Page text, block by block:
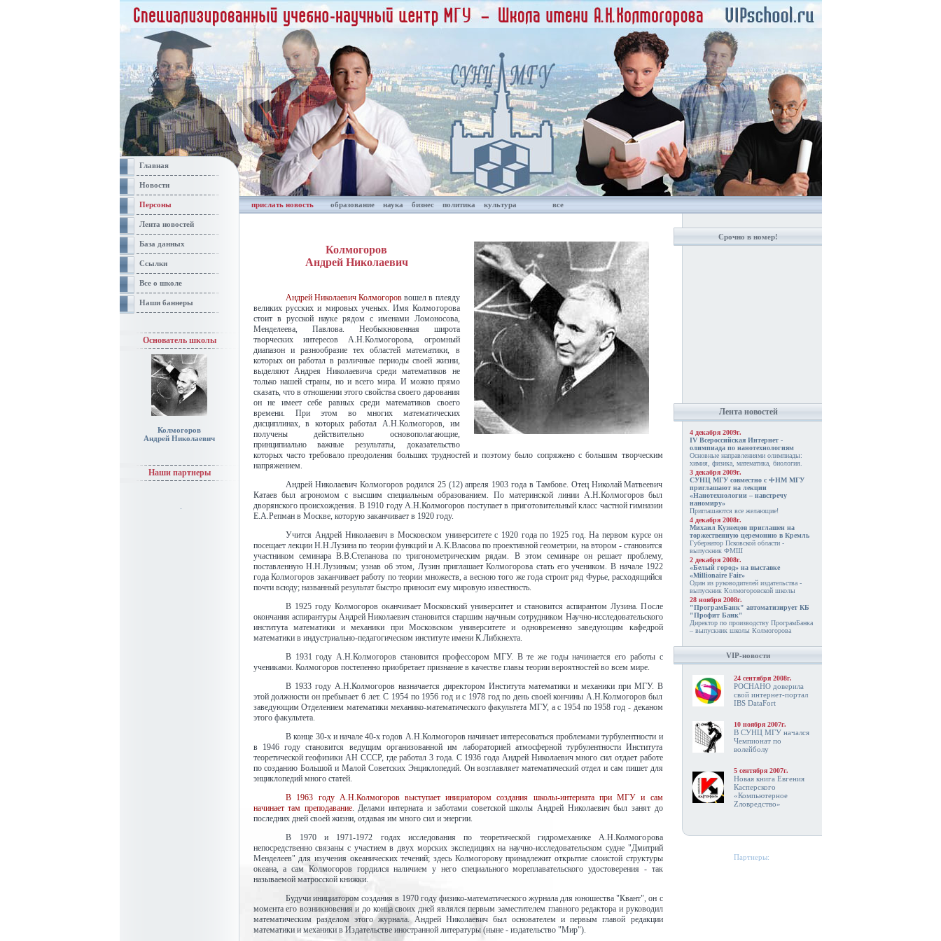
Главная
Новости
Персоны
Лента новостей
База данных
Ссылки
Все о школе
Наши баннеры
Основатель школы
Колмогоров
Андрей Николаевич
Наши партнеры
прислать новость образование наука бизнес политика культура все
Колмогоров
Андрей Николаевич
Андрей Николаевич Колмогоров вошел в плеяду
великих русских и мировых ученых. Имя Колмогорова
стоит в русской науке рядом с именами Ломоносова,
Менделеева, Павлова. Необыкновенная широта
творческих интересов А.Н.Колмогорова, огромный
диапазон и разнообразие тех областей математики, в
которых он работал в различные периоды своей жизни,
выделяют Андрея Николаевича среди математиков не
только нашей страны, но и всего мира. И можно прямо
сказать, что в отношении этого свойства своего дарования
он не имеет себе равных среди математиков своего
времени. При этом во многих математических
дисциплинах, в которых работал А.Н.Колмогоров, им
получены действительно основополагающие,
принципиально важные результаты, доказательство
которых часто требовало преодоления больших трудностей и поэтому было сопряжено с большим творческим
напряжением.
Андрей Николаевич Колмогоров родился 25 (12) апреля 1903 года в Тамбове. Отец Николай Матвеевич
Катаев был агрономом с высшим специальным образованием. По материнской линии А.Н.Колмогоров был
дворянского происхождения. В 1910 году А.Н.Колмогоров поступает в приготовительный класс частной гимназии
Е.А.Репман в Москве, которую заканчивает в 1920 году.
Учится Андрей Николаевич в Московском университете с 1920 года по 1925 год. На первом курсе он
посещает лекции Н.Н.Лузина по теории функций и А.К.Власова по проективной геометрии, на втором - становится
участником семинара В.В.Степанова по тригонометрическим рядам. В этом семинаре он решает проблему,
поставленную Н.Н.Лузиным; узнав об этом, Лузин приглашает Колмогорова стать его учеником. В начале 1922
года Колмогоров заканчивает работу по теории множеств, а весною того же года строит ряд Фурье, расходящийся
почти всюду; названный результат быстро приносит ему мировую известность.
В 1925 году Колмогоров оканчивает Московский университет и становится аспирантом Лузина. После
окончания аспирантуры Андрей Николаевич становится старшим научным сотрудником Научно-исследовательского
института математики и механики при Московском университете и одновременно заведующим кафедрой
математики в индустриально-педагогическом институте имени К.Либкнехта.
В 1931 году А.Н.Колмогоров становится профессором МГУ. В те же годы начинается его работы с
учениками. Колмогоров постепенно приобретает признание в качестве главы теории вероятностей во всем мире.
В 1933 году А.Н.Колмогоров назначается директором Института математики и механики при МГУ. В
этой должности он пребывает 6 лет. С 1954 по 1956 год и с 1978 год по день своей кончины А.Н.Колмогоров был
заведующим Отделением математики механико-математического факультета МГУ, а с 1954 по 1958 год - деканом
этого факультета.
В конце 30-х и начале 40-х годов А.Н.Колмогоров начинает интересоваться проблемами турбулентности и
в 1946 году становится ведущим организованной им лабораторией атмосферной турбулентности Института
теоретической геофизики АН СССР, где работал 3 года. С 1936 года Андрей Николаевич много сил отдает работе
по созданию Большой и Малой Советских Энциклопедий. Он возглавляет математический отдел и сам пишет для
энциклопедий много статей.
В 1963 году А.Н.Колмогоров выступает инициатором создания школы-интерната при МГУ и сам
начинает там преподавание. Делами интерната и заботами советской школы Андрей Николаевич был занят до
последних дней своей жизни, отдавая им много сил и энергии.
В 1970 и 1971-1972 годах исследования по теоретической гидромеханике А.Н.Колмогорова
непосредственно связаны с участием в двух морских экспедициях на научно-исследовательском судне "Дмитрий
Менделеев" для изучения океанических течений; здесь Колмогорову принадлежит открытие слоистой структуры
океана, а сам Колмогоров гордился наличием у него специального мореплавательского удостоверения - так
называемой матросской книжки.
Будучи инициатором создания в 1970 году физико-математического журнала для юношества "Квант", он с
момента его возникновения и до конца своих дней являлся первым заместителем главного редактора и руководил
математическим разделом этого журнала. Андрей Николаевич был основателем и первым главой редакции
математики и механики в Издательстве иностранной литературы (ныне - издательство "Мир").
Срочно в номер!
Лента новостей
4 декабря 2009г.
IV Всероссийская Интернет -
олимпиада по нанотехнологиям
Основные направлениями олимпиады:
химия, физика, математика, биология.
3 декабря 2009г.
СУНЦ МГУ совместно с ФНМ МГУ
приглашают на лекции
«Нанотехнологии – навстречу
наномиру»
Приглашаются все желающие!
4 декабря 2008г.
Михаил Кузнецов приглашен на
торжественную церемонию в Кремль
Губернатор Псковской области -
выпускник ФМШ
2 декабря 2008г.
«Белый город» на выставке
«Millionaire Fair»
Один из руководителей издательства -
выпускник Колмогоровской школы
28 ноября 2008г.
"ПрограмБанк" автоматизирует КБ
"Профит Банк"
Директор по производству ПрограмБанка
– выпускник школы Колмогорова
VIP-новости
24 сентября 2008г.
РОСНАНО доверила
свой интернет-портал
IBS DataFort
10 ноября 2007г.
В СУНЦ МГУ начался
Чемпионат по
волейболу
5 сентября 2007г.
Новая книга Евгения
Касперского
«Компьютерное
Zловредство»
Партнеры: